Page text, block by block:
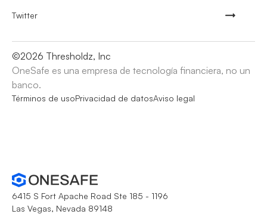
Twitter
©2026 Thresholdz, Inc
OneSafe es una empresa de tecnología financiera, no un
banco.
Términos de usoPrivacidad de datosAviso legal
6415 S Fort Apache Road Ste 185 - 1196
Las Vegas, Nevada 89148